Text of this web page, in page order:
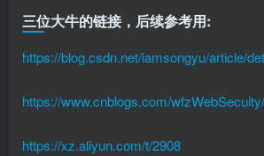
三位大牛的链接，后续参考用:
https://blog.csdn.net/iamsongyu/article/
https://www.cnblogs.com/
https://xz.aliyun.com/t/2908